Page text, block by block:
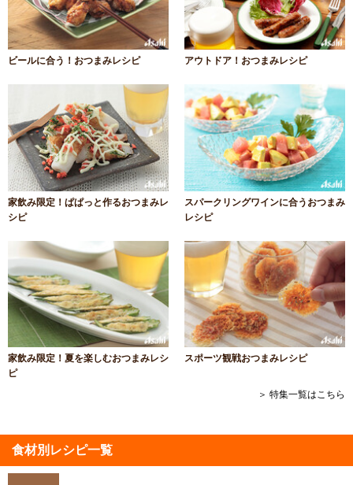
ビールに合う！おつまみレシピ アウトドア！おつまみレシピ
家飲み限定！ぱぱっと作るおつまみレ
シピ
スパークリングワインに合うおつまみ
レシピ
家飲み限定！夏を楽しむおつまみレシ
ピ
スポーツ観戦おつまみレシピ
＞ 特集一覧はこちら
食材別レシピ一覧